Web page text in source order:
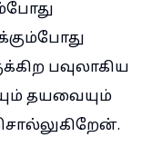
பவுலாகிய
தயவையும்